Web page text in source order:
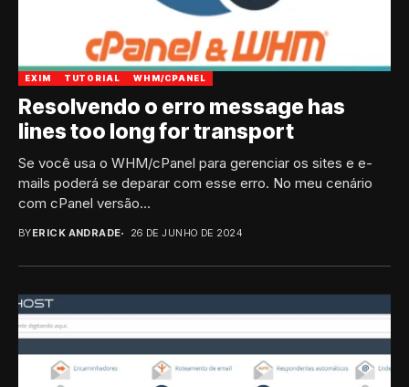
EXIM TUTORIAL WHM/CPANEL
Resolvendo o erro message has
lines too long for transport
Se você usa o WHM/cPanel para gerenciar os sites e e-
mails poderá se deparar com esse erro. No meu cenário
com cPanel versão...
BYERICK ANDRADE 26 DE JUNHO DE 2024